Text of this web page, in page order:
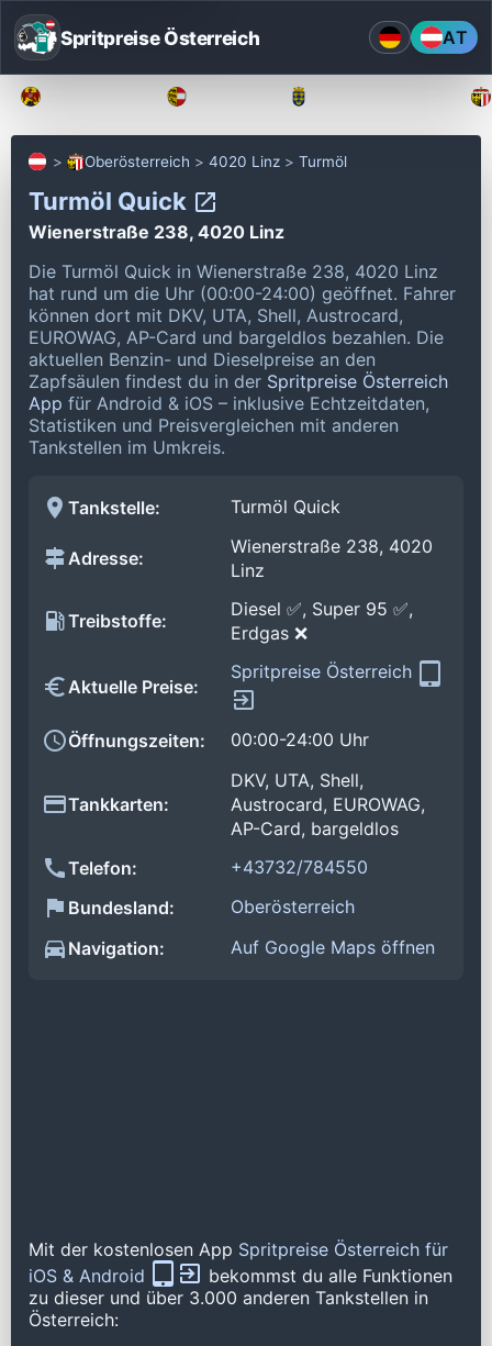
Spritpreise Österreich AT
Oberösterreich 4020 Linz Turmöl
Turmöl Quick
Wienerstraße 238, 4020 Linz
Die Turmöl Quick in Wienerstraße 238, 4020 Linz
hat rund um die Uhr (00:00-24:00) geöffnet. Fahrer
können dort mit DKV, UTA, Shell, Austrocard,
EUROWAG, AP-Card und bargeldlos bezahlen. Die
aktuellen Benzin- und Dieselpreise an den
Zapfsäulen findest du in der Spritpreise Österreich
App für Android & iOS – inklusive Echtzeitdaten,
Statistiken und Preisvergleichen mit anderen
Tankstellen im Umkreis.
Tankstelle: Turmöl Quick
Adresse:
Wienerstraße 238, 4020
Linz
Treibstoffe:
Diesel ✅, Super 95 ✅,
Erdgas ❌
Aktuelle Preise:
Spritpreise Österreich
Öffnungszeiten: 00:00-24:00 Uhr
Tankkarten:
DKV, UTA, Shell,
Austrocard, EUROWAG,
AP-Card, bargeldlos
Telefon:
+43732/784550
Bundesland:
Oberösterreich
Navigation:
Auf Google Maps öffnen
Mit der kostenlosen App Spritpreise Österreich für
iOS & Android
bekommst du alle Funktionen
zu dieser und über 3.000 anderen Tankstellen in
Österreich: